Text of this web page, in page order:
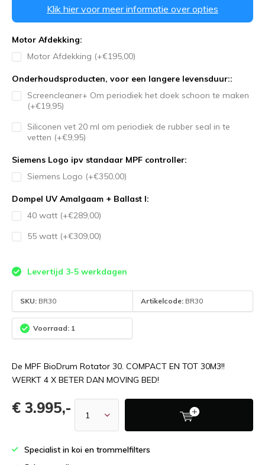
Klik hier voor meer informatie over opties
Motor Afdekking:
Motor Afdekking (+€195,00)
Onderhoudsproducten, voor een langere levensduur::
Screencleaner+ Om periodiek het doek schoon te maken
(+€19,95)
Siliconen vet 20 ml om periodiek de rubber seal in te
vetten (+€9,95)
Siemens Logo ipv standaar MPF controller:
Siemens Logo (+€350,00)
Dompel UV Amalgaam + Ballast I:
40 watt (+€289,00)
55 watt (+€309,00)
Levertijd 3-5 werkdagen
SKU: BR30 Artikelcode: BR30
Voorraad: 1
De MPF BioDrum Rotator 30. COMPACT EN TOT 30M3!!
WERKT 4 X BETER DAN MOVING BED!
€ 3.995,-
Specialist in koi en trommelfilters